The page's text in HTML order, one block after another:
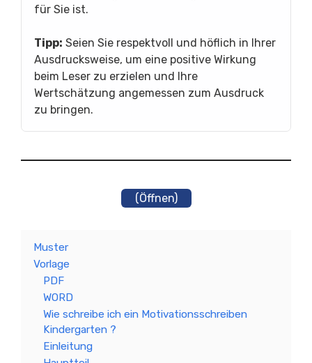
für Sie ist.
Tipp: Seien Sie respektvoll und höflich in Ihrer
Ausdrucksweise, um eine positive Wirkung
beim Leser zu erzielen und Ihre
Wertschätzung angemessen zum Ausdruck
zu bringen.
(Öffnen)
Muster
Vorlage
PDF
WORD
Wie schreibe ich ein Motivationsschreiben
Kindergarten ?
Einleitung